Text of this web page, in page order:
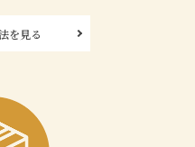
を見る